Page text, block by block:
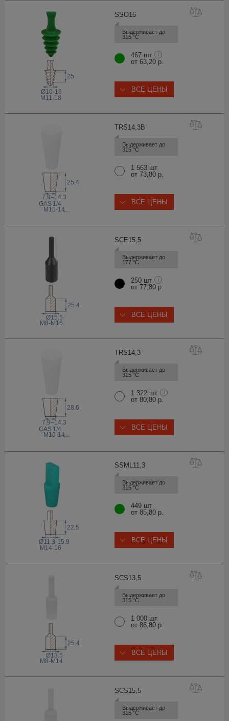
SSO16
Выдерживает до
315 °С
25
Ø10-18
M11-18
467 шт i
от 63,20 р.
ВСЕ ЦЕНЫ
TRS14,3B
Выдерживает до
315 °С
25.4
GAS 1/4
7.9–14.3
M10-14,...
1 563 шт
от 73,80 р.
ВСЕ ЦЕНЫ
SCE15,5
Выдерживает до
177 °С
25.4
Ø15.5
M8-M16
250 шт i
от 77,80 р.
ВСЕ ЦЕНЫ
TRS14,3
Выдерживает до
315 °С
28.6
GAS 1/4
7.9–14.3
M10-14,...
1 322 шт i
от 80,80 р.
ВСЕ ЦЕНЫ
SSML11,3
Выдерживает до
315 °С
22.5
Ø11.3-15.9
M14-16
449 шт
от 85,80 р.
ВСЕ ЦЕНЫ
SCS13,5
Выдерживает до
315 °С
25.4
Ø13.5
M8-M14
1 000 шт
от 86,80 р.
ВСЕ ЦЕНЫ
SCS15,5
Выдерживает до
315 °С